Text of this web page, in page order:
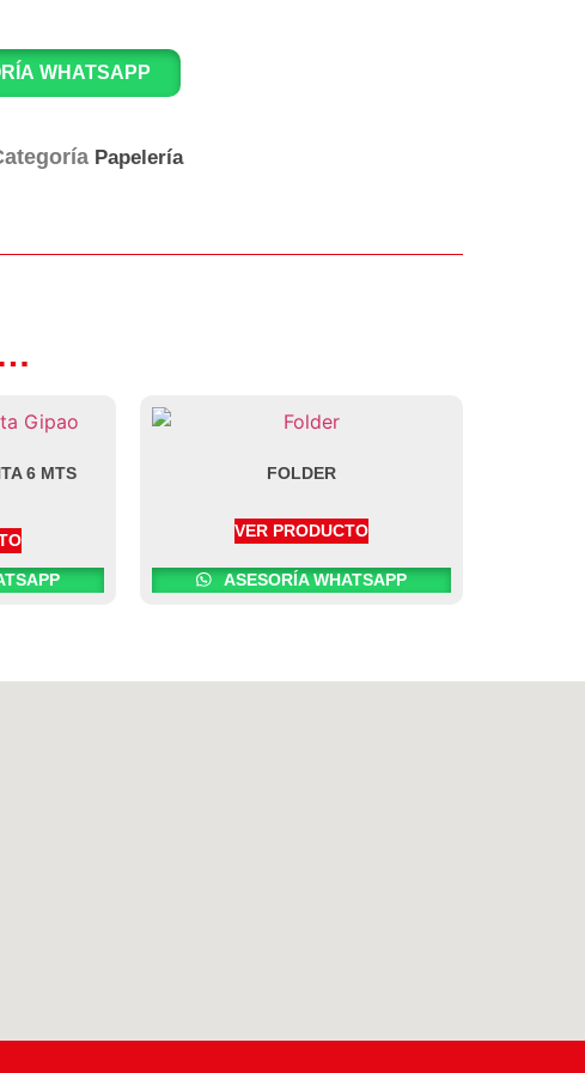
WHATSAPP
Papelería
6 MTS
FOLDER
VER PRODUCTO
ASESORÍA WHATSAPP